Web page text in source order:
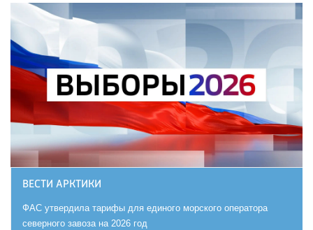
ВЕСТИ АРКТИКИ
ФАС утвердила тарифы для единого морского оператора
северного завоза на 2026 год